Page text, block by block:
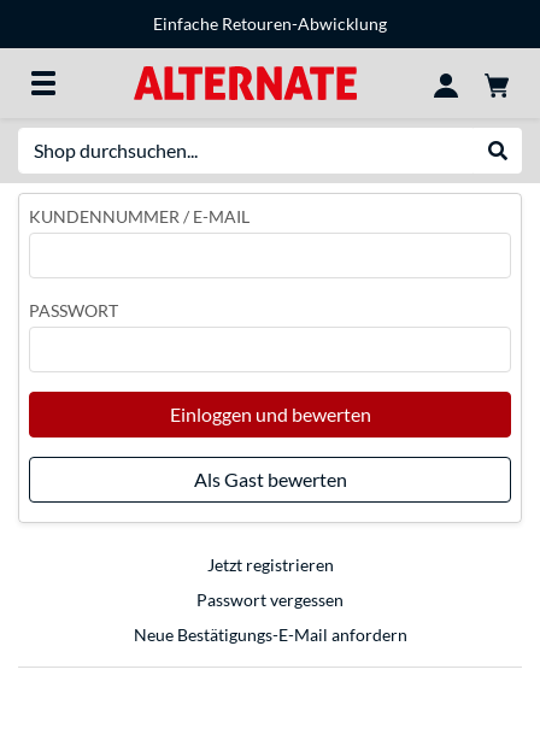
Einfache Retouren-Abwicklung
KUNDENNUMMER / E-MAIL
PASSWORT
Einloggen und bewerten
Als Gast bewerten
Jetzt registrieren
Passwort vergessen
Neue Bestätigungs-E-Mail anfordern